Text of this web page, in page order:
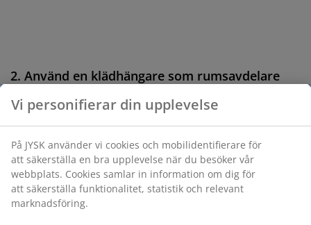
2. Använd en klädhängare som rumsavdelare
En klädhängare kan med fördel användas som
kläder. Denna lösning är särskilt bra för sovrummet.
Du kan hänga upp dina vanliga kläder på en klädstång
och därmed skapa ett omklädningsrum. Enklädstång
fungerar också bra i en hall där du kan fylla den med
dina ytterkläder.
Vi personifierar din upplevelse
På JYSK använder vi cookies och mobilidentifierare för
att säkerställa en bra upplevelse när du besöker vår
webbplats. Cookies samlar in information om dig för
att säkerställa funktionalitet, statistik och relevant
marknadsföring.